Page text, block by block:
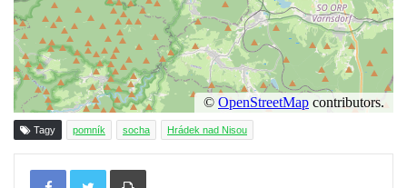
Socha Volavka v ZOO Hluboká
Flamingo trůn v ZOO Hluboká
Lavička Kůň Převalského v ZOO Hluboká
Lysá nad Labem, barokní město Šporkovo
Socha Opičákovník v ZOO Hluboká
Tagy pomník socha Hrádek nad Nisou
Tisknout